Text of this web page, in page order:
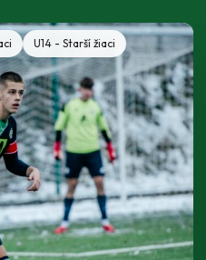
U14 - Starší žiaci